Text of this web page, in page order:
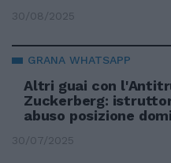
30/08/2025
GRANA WHATSAPP
Altri guai con
Zuckerberg:
abuso posizione
30/07/2025